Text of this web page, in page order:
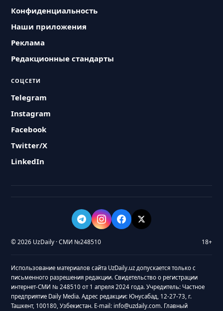
Конфиденциальность
Наши приложения
Реклама
Редакционные стандарты
СОЦСЕТИ
Telegram
Instagram
Facebook
Twitter/X
LinkedIn
© 2026 UzDaily · СМИ №248510 18+
Использование материалов сайта UzDaily.uz допускается только с
письменного разрешения редакции. Свидетельство о регистрации
интернет-СМИ № 248510 от 1 апреля 2024 года. Учредитель: Частное
предприятие Daily Media. Адрес редакции: Юнусабад, 12-27-73, г.
Ташкент, 100180, Узбекистан. E-mail: info@uzdaily.com. Главный